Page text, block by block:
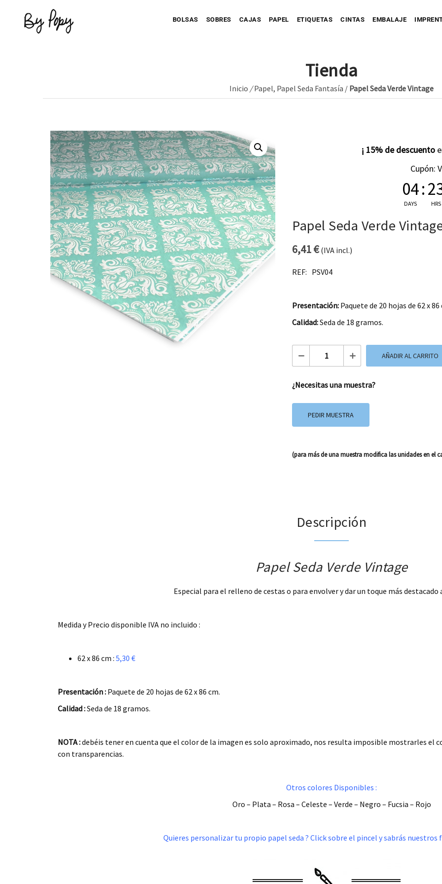
BOLSAS SOBRES
Personaliza tu Sobre
CAJAS
Personaliza tu Caja Caja automontable
Caja para Envío impresa
PAPEL ETIQUETAS CINTAS EMBALAJE
Personaliza tu
Tienda
Inicio /Papel, Papel Seda Fantasía / Papel Seda Verde Vintage
¡ 15% de descuento
Cupón:
04
DAYS
:
HRS
Papel Seda Verde
6,41€(IVA incl.)
REF: PSV04
Presentación: Paquete de 20 hojas de 62 x 86
Calidad:Seda de 18 gramos.
Papel Seda Verde Vintage cantidad
AÑADIR AL CARRITO
¿Necesitas una muestra?
PEDIR MUESTRA
(para más de una muestra modifica las unidades en el
Descripción
Papel Seda Verde Vintage
Especial para el relleno de cestas o para envolver y dar un toque más destacado
Medida y Precio disponible IVA no incluido :
62 x 86 cm : 5,30 €
Presentación : Paquete de 20 hojas de 62 x 86 cm.
Calidad :Seda de 18 gramos.
NOTA :debéis tener en cuenta que el color de la imagen es solo aproximado, nos resulta imposible mostrarles el
con transparencias.
Otros colores Disponibles :
Oro – Plata – Rosa – Celeste – Verde – Negro – Fucsia – Rojo
Quieres personalizar tu propio papel seda ? Click sobre el pincel y sabrás nuestros